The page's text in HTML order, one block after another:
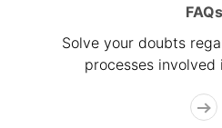
FAQs
Solve your doubts
processes involved